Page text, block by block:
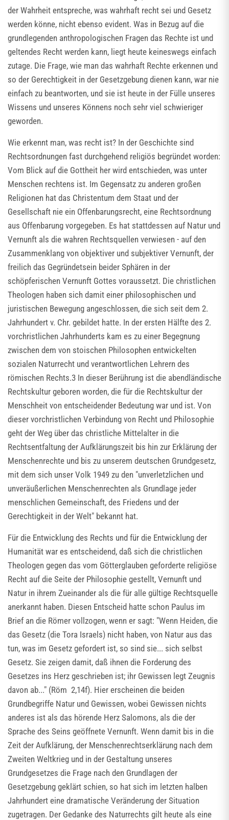
der Wahrheit entspreche, was wahrhaft recht sei und Gesetz
werden könne, nicht ebenso evident. Was in Bezug auf die
grundlegenden anthropologischen Fragen das Rechte ist und
geltendes Recht werden kann, liegt heute keineswegs einfach
zutage. Die Frage, wie man das wahrhaft Rechte erkennen und
so der Gerechtigkeit in der Gesetzgebung dienen kann, war nie
einfach zu beantworten, und sie ist heute in der Fülle unseres
Wissens und unseres Könnens noch sehr viel schwieriger
geworden.
Wie erkennt man, was recht ist? In der Geschichte sind
Rechtsordnungen fast durchgehend religiös begründet worden:
Vom Blick auf die Gottheit her wird entschieden, was unter
Menschen rechtens ist. Im Gegensatz zu anderen großen
Religionen hat das Christentum dem Staat und der
Gesellschaft nie ein Offenbarungsrecht, eine Rechtsordnung
aus Offenbarung vorgegeben. Es hat stattdessen auf Natur und
Vernunft als die wahren Rechtsquellen verwiesen - auf den
Zusammenklang von objektiver und subjektiver Vernunft, der
freilich das Gegründetsein beider Sphären in der
schöpferischen Vernunft Gottes voraussetzt. Die christlichen
Theologen haben sich damit einer philosophischen und
juristischen Bewegung angeschlossen, die sich seit dem 2.
Jahrhundert v. Chr. gebildet hatte. In der ersten Hälfte des 2.
vorchristlichen Jahrhunderts kam es zu einer Begegnung
zwischen dem von stoischen Philosophen entwickelten
sozialen Naturrecht und verantwortlichen Lehrern des
römischen Rechts.3 In dieser Berührung ist die abendländische
Rechtskultur geboren worden, die für die Rechtskultur der
Menschheit von entscheidender Bedeutung war und ist. Von
dieser vorchristlichen Verbindung von Recht und Philosophie
geht der Weg über das christliche Mittelalter in die
Rechtsentfaltung der Aufklärungszeit bis hin zur Erklärung der
Menschenrechte und bis zu unserem deutschen Grundgesetz,
mit dem sich unser Volk 1949 zu den "unverletzlichen und
unveräußerlichen Menschenrechten als Grundlage jeder
menschlichen Gemeinschaft, des Friedens und der
Gerechtigkeit in der Welt" bekannt hat.
Für die Entwicklung des Rechts und für die Entwicklung der
Humanität war es entscheidend, daß sich die christlichen
Theologen gegen das vom Götterglauben geforderte religiöse
Recht auf die Seite der Philosophie gestellt, Vernunft und
Natur in ihrem Zueinander als die für alle gültige Rechtsquelle
anerkannt haben. Diesen Entscheid hatte schon Paulus im
Brief an die Römer vollzogen, wenn er sagt: "Wenn Heiden, die
das Gesetz (die Tora Israels) nicht haben, von Natur aus das
tun, was im Gesetz gefordert ist, so sind sie... sich selbst
Gesetz. Sie zeigen damit, daß ihnen die Forderung des
Gesetzes ins Herz geschrieben ist; ihr Gewissen legt Zeugnis
davon ab..." (Röm 2,14f). Hier erscheinen die beiden
Grundbegriffe Natur und Gewissen, wobei Gewissen nichts
anderes ist als das hörende Herz Salomons, als die der
Sprache des Seins geöffnete Vernunft. Wenn damit bis in die
Zeit der Aufklärung, der Menschenrechtserklärung nach dem
Zweiten Weltkrieg und in der Gestaltung unseres
Grundgesetzes die Frage nach den Grundlagen der
Gesetzgebung geklärt schien, so hat sich im letzten halben
Jahrhundert eine dramatische Veränderung der Situation
zugetragen. Der Gedanke des Naturrechts gilt heute als eine